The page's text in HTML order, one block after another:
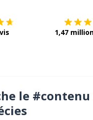
1,47
le #contenu